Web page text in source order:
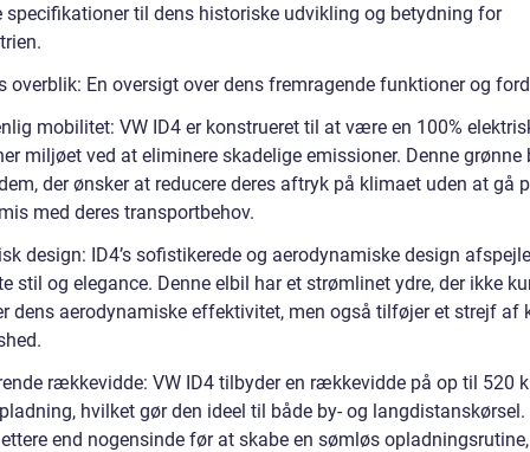
specifikationer til dens historiske udvikling og betydning for
overblik: En oversigt over dens fremragende funktioner og
mobilitet: VW ID4 er konstrueret til at være en 100%
miljøet ved at eliminere skadelige emissioner. Denne grønne
der ønsker at reducere deres aftryk på klimaet uden at gå
med deres transportbehov.
design: ID4’s sofistikerede og aerodynamiske design
stil og elegance. Denne elbil har et strømlinet ydre, der ikke
dens aerodynamiske effektivitet, men også tilføjer et strejf af
rækkevidde: VW ID4 tilbyder en rækkevidde på op til 520
hvilket gør den ideel til både by- og langdistanskørsel.
end nogensinde før at skabe en sømløs